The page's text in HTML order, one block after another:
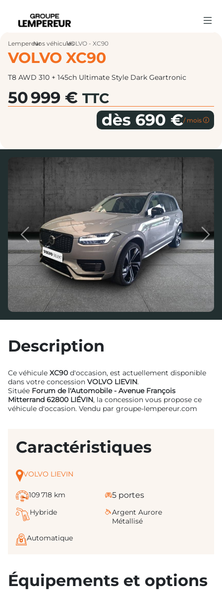
Lempereur
›
Nos véhicules
›
VOLVO - XC90
VOLVO XC90
T8 AWD 310 + 145ch Ultimate Style Dark Geartronic
50 999 € TTC
dès 690 €/ mois
Previous Next
Description
Ce véhicule XC90 d'occasion, est actuellement disponible
dans votre concession VOLVO LIEVIN.
Située Forum de l'Automobile - Avenue François
Mitterrand 62800 LIÉVIN, la concession vous propose ce
véhicule d'occasion. Vendu par groupe-lempereur.com
Caractéristiques
VOLVO LIEVIN
109 718 km 5 portes
Hybride
Argent Aurore
Métallisé
Automatique
Équipements et options